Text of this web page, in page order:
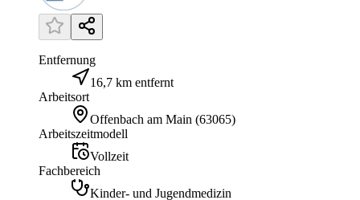
Entfernung
16,7 km entfernt
Arbeitsort
Offenbach am Main (63065)
Arbeitszeitmodell
Vollzeit
Fachbereich
Kinder- und Jugendmedizin